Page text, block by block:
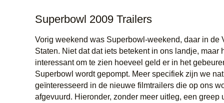
Superbowl 2009 Trailers
Vorig weekend was Superbowl-weekend, daar in de
Staten. Niet dat dat iets betekent in ons landje, maar
interessant om te zien hoeveel geld er in het
Superbowl wordt gepompt. Meer specifiek zijn we
geïnteresseerd in de nieuwe filmtrailers die op ons
afgevuurd. Hieronder, zonder meer uitleg, een greep